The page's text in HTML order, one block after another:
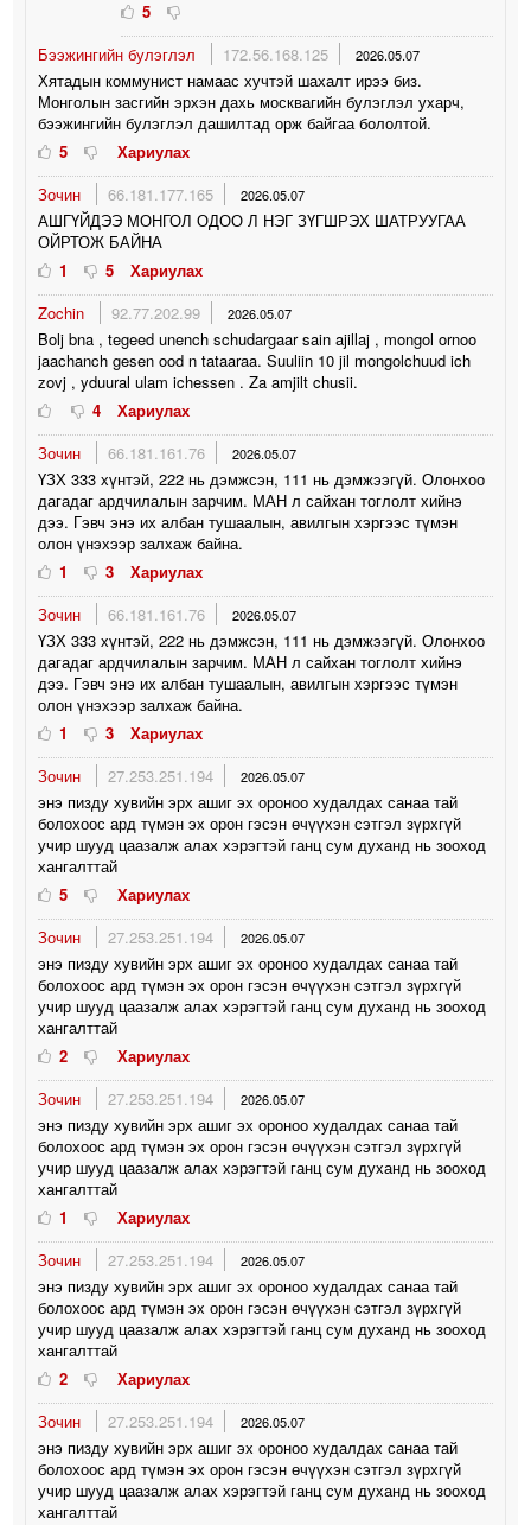
5
Бээжингийн булэглэл
172.56.168.125 2026.05.07
Хятадын коммунист намаас хучтэй шахалт ирээ биз.
Монголын засгийн эрхэн дахь москвагийн булэглэл ухарч,
бээжингийн булэглэл дашилтад орж байгаа бололтой.
5
Хариулах
Зочин
66.181.177.165 2026.05.07
АШГҮЙДЭЭ МОНГОЛ ОДОО Л НЭГ ЗҮГШРЭХ ШАТРУУГАА
ОЙРТОЖ БАЙНА
1
5
Хариулах
Zochin
92.77.202.99 2026.05.07
Bolj bna , tegeed unench schudargaar sain ajillaj , mongol ornoo
jaachanch gesen ood n tataaraa. Suuliin 10 jil mongolchuud ich
zovj , yduural ulam ichessen . Za amjilt chusii.
4
Хариулах
Зочин
66.181.161.76 2026.05.07
ҮЗХ 333 хүнтэй, 222 нь дэмжсэн, 111 нь дэмжээгүй. Олонхоо
дагадаг ардчилалын зарчим. МАН л сайхан тоглолт хийнэ
дээ. Гэвч энэ их албан тушаалын, авилгын хэргээс түмэн
олон үнэхээр залхаж байна.
1
3
Хариулах
Зочин
66.181.161.76 2026.05.07
ҮЗХ 333 хүнтэй, 222 нь дэмжсэн, 111 нь дэмжээгүй. Олонхоо
дагадаг ардчилалын зарчим. МАН л сайхан тоглолт хийнэ
дээ. Гэвч энэ их албан тушаалын, авилгын хэргээс түмэн
олон үнэхээр залхаж байна.
1
3
Хариулах
Зочин
27.253.251.194 2026.05.07
энэ пизду хувийн эрх ашиг эх ороноо худалдах санаа тай
болохоос ард түмэн эх орон гэсэн өчүүхэн сэтгэл зүрхгүй
учир шууд цаазалж алах хэрэгтэй ганц сум духанд нь зооход
хангалттай
5
Хариулах
Зочин
27.253.251.194 2026.05.07
энэ пизду хувийн эрх ашиг эх ороноо худалдах санаа тай
болохоос ард түмэн эх орон гэсэн өчүүхэн сэтгэл зүрхгүй
учир шууд цаазалж алах хэрэгтэй ганц сум духанд нь зооход
хангалттай
2
Хариулах
Зочин
27.253.251.194 2026.05.07
энэ пизду хувийн эрх ашиг эх ороноо худалдах санаа тай
болохоос ард түмэн эх орон гэсэн өчүүхэн сэтгэл зүрхгүй
учир шууд цаазалж алах хэрэгтэй ганц сум духанд нь зооход
хангалттай
1
Хариулах
Зочин
27.253.251.194 2026.05.07
энэ пизду хувийн эрх ашиг эх ороноо худалдах санаа тай
болохоос ард түмэн эх орон гэсэн өчүүхэн сэтгэл зүрхгүй
учир шууд цаазалж алах хэрэгтэй ганц сум духанд нь зооход
хангалттай
2
Хариулах
Зочин
27.253.251.194 2026.05.07
энэ пизду хувийн эрх ашиг эх ороноо худалдах санаа тай
болохоос ард түмэн эх орон гэсэн өчүүхэн сэтгэл зүрхгүй
учир шууд цаазалж алах хэрэгтэй ганц сум духанд нь зооход
хангалттай